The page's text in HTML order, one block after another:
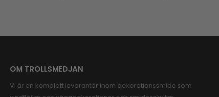
OM TROLLSMEDJAN
Vi är en komplett leverantör inom dekorationssmide som